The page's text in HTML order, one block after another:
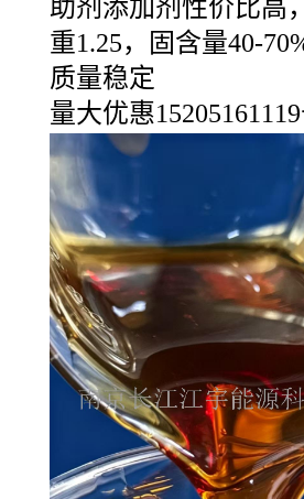
助剂添加剂性价比高
重1.25，固含量40-
质量稳定
量大优惠